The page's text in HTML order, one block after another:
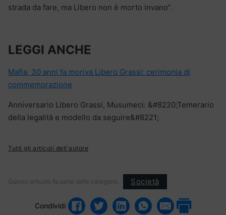
strada da fare, ma Libero non è morto invano”.
LEGGI ANCHE
Mafia, 30 anni fa moriva Libero Grassi: cerimonia di
commemorazione
Anniversario Libero Grassi, Musumeci: &#8220;Temerario
della legalità e modello da seguire&#8221;
Tutti gli articoli dell'autore
Questo articolo fa parte delle categorie: Società
Condividi